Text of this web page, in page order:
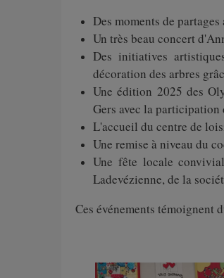
Des moments de
Un très beau concert
Des initiatives
décoration des arbres
Une édition 2025 des
Gers avec la
L'accueil du centre de
Une remise à niveau du
Une fête locale
Ladevézienne, de la
Ces événements témoignent